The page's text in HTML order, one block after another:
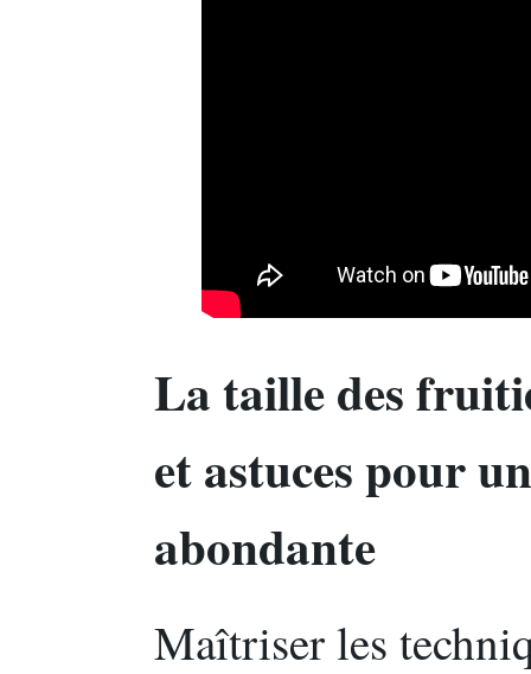
La taille des
et astuces pour
abondante
Maîtriser les